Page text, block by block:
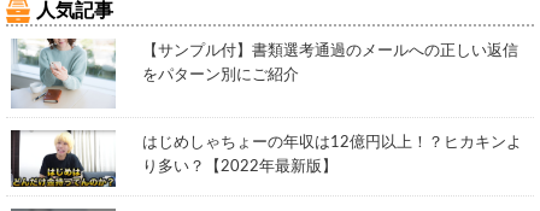
人気記事
【サンプル付】書類選考通過のメールへの正しい返信
をパターン別にご紹介
はじめしゃちょーの年収は12億円以上！？ヒカキンよ
り多い？【2022年最新版】